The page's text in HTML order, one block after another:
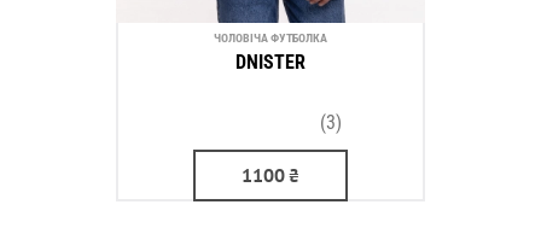
ЧОЛОВІЧА ФУТБОЛКА
DNISTER
(3)
1100₴